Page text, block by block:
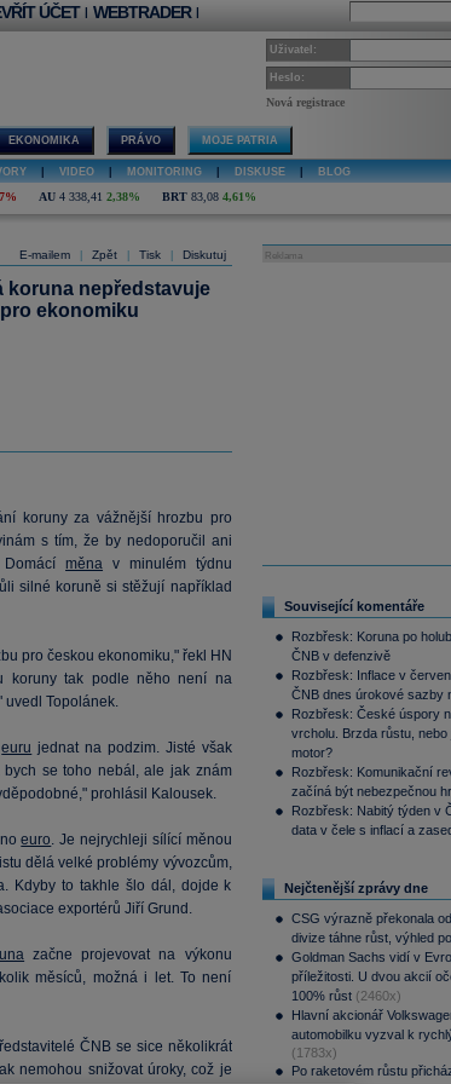
ÚČET | WEBTRADER |
Uživatel:
Heslo:
Nová registrace
EKONOMIKA PRÁVO MOJE PATRIA
VIDEO MONITORING DISKUSE BLOG
AU 4 338,41 2,38% BRT 83,08 4,61%
E-mailem Zpět Tisk Diskutuj
koruna nepředstavuje
ekonomiku
koruny za vážnější hrozbu pro
s tím, že by nedoporučil ani
Domácíměna v minulém týdnu
silné koruně si stěžují například
pro českou ekonomiku," řekl HN
koruny tak podle něho není na
uvedl Topolánek.
euru jednat na podzim. Jisté však
se toho nebál, ale jak znám
prohlásil Kalousek.
euro. Je nejrychleji sílící měnou
dělá velké problémy vývozcům,
Kdyby to takhle šlo dál, dojde k
exportérů Jiří Grund.
začne projevovat na výkonu
měsíců, možná i let. To není
ČNB se sice několikrát
nemohou snižovat úroky, což je
Reklama
Související komentáře
Rozbřesk: Koruna po
ČNB v defenzivě
Rozbřesk: Inflace v
ČNB dnes úrokové sazby
Rozbřesk: České úspory
vrcholu. Brzda růstu, nebo
motor?
Rozbřesk: Komunikační
začíná být nebezpečnou
Rozbřesk: Nabitý týden v
data v čele s inflací a
Nejčtenější zprávy dne
CSG výrazně překonala
divize táhne růst, výhled
Goldman Sachs vidí v
příležitosti. U dvou akcií
100% růst (2460x)
Hlavní akcionář
automobilku vyzval k
(1783x)
Po raketovém růstu